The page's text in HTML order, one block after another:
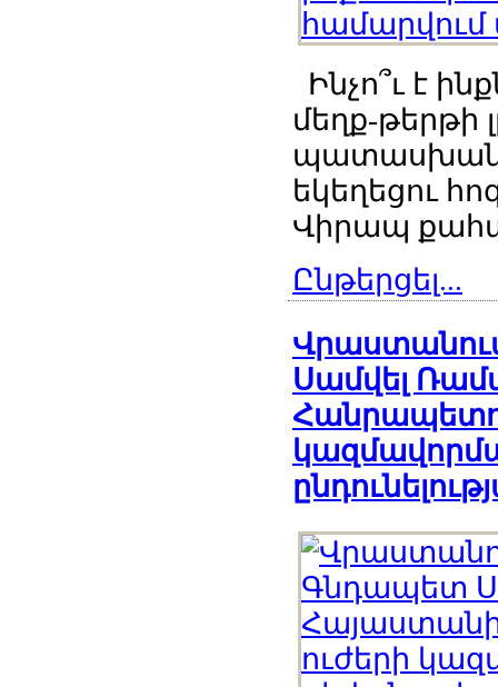
Ինչո՞ւ է
մեղք-թերթի
եկեղեցու
Վիրապ
Ընթերցել...
Սամվել